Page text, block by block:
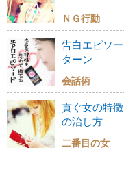
ＮＧ行動
告白エピソ
ターン
会話術
貢ぐ女の特
の治し方
二番目の女